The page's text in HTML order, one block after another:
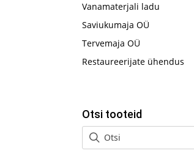
Vanamaterjali ladu
Saviukumaja OÜ
Tervemaja OÜ
Restaureerijate ühendus
Otsi tooteid